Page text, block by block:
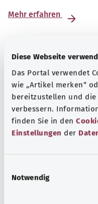
Diese Webseite
Das Portal verwendet
wie „Artikel merken“
bereitzustellen und die
verbessern.
finden Sie in den
Einstellungen der
Notwendig
Mehr erfahren
Psyche und